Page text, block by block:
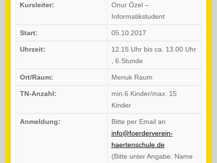
Kursleiter:
Onur Özel –
Informatikstudent
Start: 05.10.2017
Uhrzeit:
12.15 Uhr bis ca. 13.00 Uhr
, 6.Stunde
Ort/Raum: Menuk Raum
TN-Anzahl:
min.6 Kinder/max. 15
Kinder
Anmeldung:
Bitte per Email an
info@foerderverein-
haertenschule.de
(Bitte unter Angabe: Name